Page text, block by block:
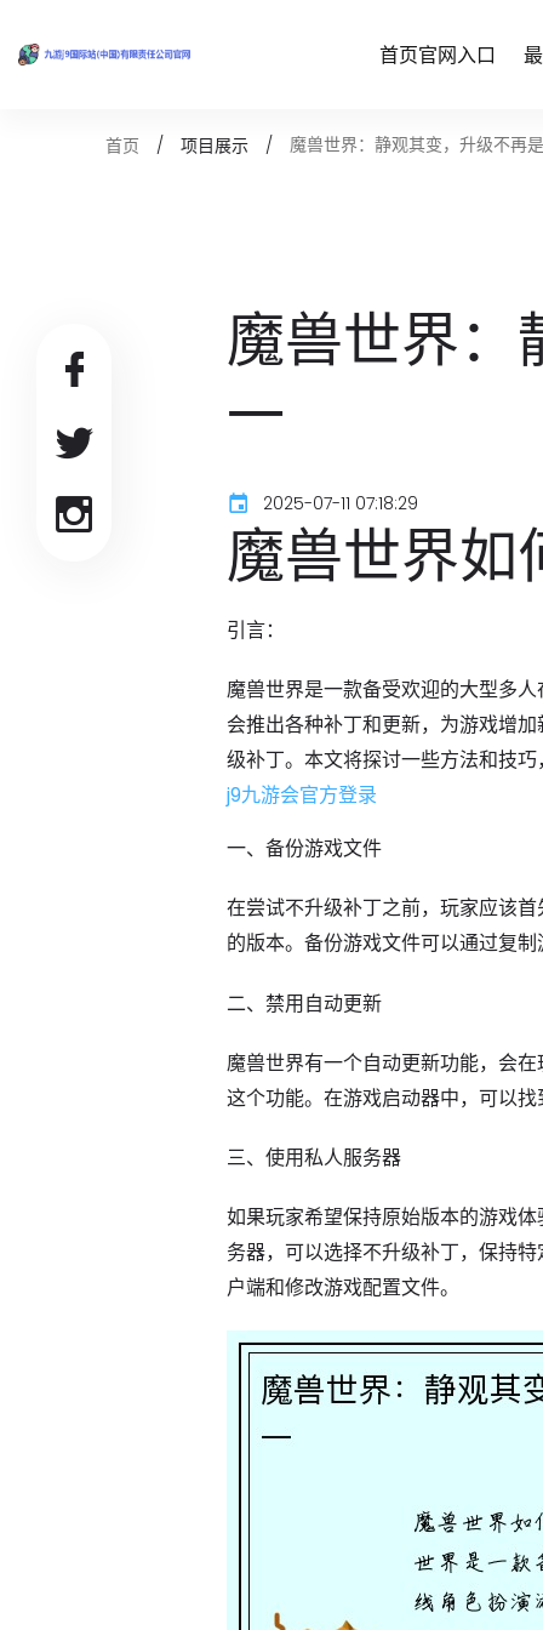
首页官网入口
首页 项目展示 魔兽世界：静观其变，升级不再
魔兽世界：
一
2025-07-11 07:18:29
魔兽世界如
引言：
魔兽世界是一款备受欢迎的大型多
会推出各种补丁和更新，为游戏增
级补丁。本文将探讨一些方法和技
j9九游会官方登录
一、备份游戏文件
在尝试不升级补丁之前，玩家应该
的版本。备份游戏文件可以通过复
二、禁用自动更新
魔兽世界有一个自动更新功能，会
这个功能。在游戏启动器中，可以
三、使用私人服务器
如果玩家希望保持原始版本的游戏
务器，可以选择不升级补丁，保持
户端和修改游戏配置文件。